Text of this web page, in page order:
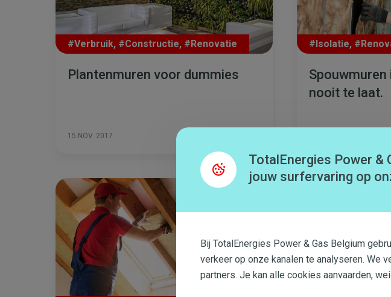
#Verbruik, #Constructie, #Renovatie
Plantenmuren voor dummies
15 NOV. 2017
#Isolatie,
nooit te laat.
TotalEnergies Power &
jouw surfervaring op
Bij TotalEnergies Power & Gas Belgium
verkeer op onze kanalen te analyseren. We
partners. Je kan alle cookies aanvaarden,